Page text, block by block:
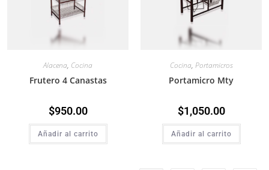
Alacena, Cocina
Frutero 4 Canastas
$950.00
Añadir al carrito
Cocina, Portamicros
Portamicro Mty
$1,050.00
Añadir al carrito